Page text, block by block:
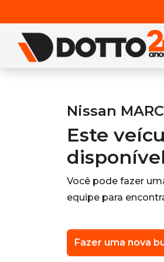
Nissan
Este
Você pode fazer
equipe para
Fazer uma nova